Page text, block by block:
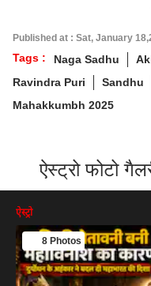
Published at : Sat, January
Tags : Naga Sadhu
Ravindra Puri
Sandhu
Mahakkumbh 2025
ऐस्ट्रो फोटो
ऐस्ट्रो
8 Photos